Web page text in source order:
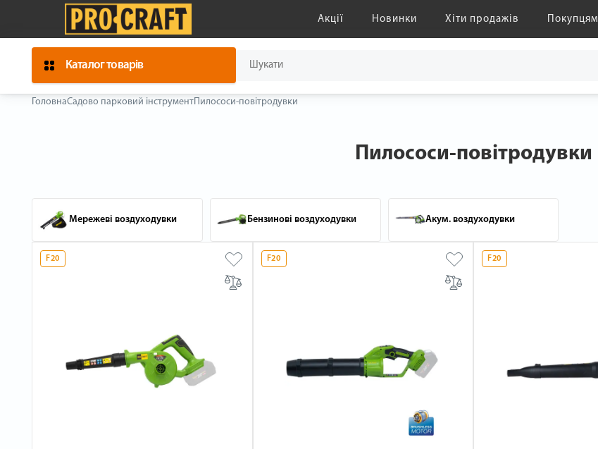
Акції Новинки Хіти продажів Покупцям
Каталог товарів
ГоловнаСадово парковий інструментПилососи-повітродувки
Пилососи-повітродувки
Мережеві воздуходувки Бензинові воздуходувки Акум. воздуходувки
F20 F20 F20